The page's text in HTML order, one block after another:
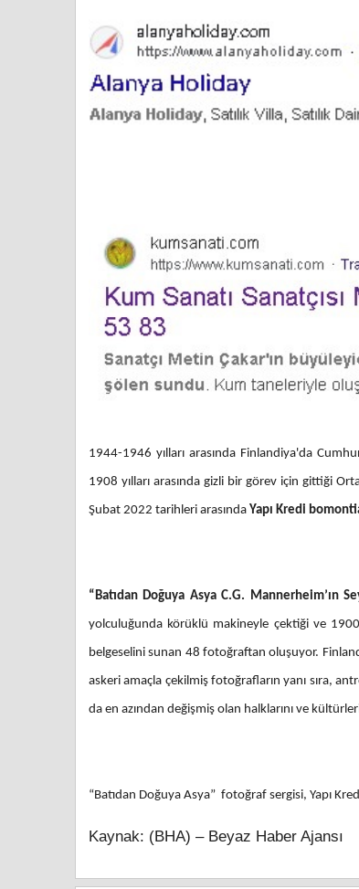
1944-1946 yılları arasında Finlandiya'da
1908 yılları arasında gizli bir görev için gittiği
Şubat 2022 tarihleri arasında Yapı Kredi
“Batıdan Doğuya Asya C.G. Mannerheim’ın
yolculuğunda körüklü makineyle çektiği ve
belgeselini sunan 48 fotoğraftan oluşuyor.
askeri amaçla çekilmiş fotoğrafların yanı sıra,
da en azından değişmiş olan halklarını ve
“Batıdan Doğuya Asya” fotoğraf sergisi, Yapı
Kaynak: (BHA) – Beyaz Haber Ajansı